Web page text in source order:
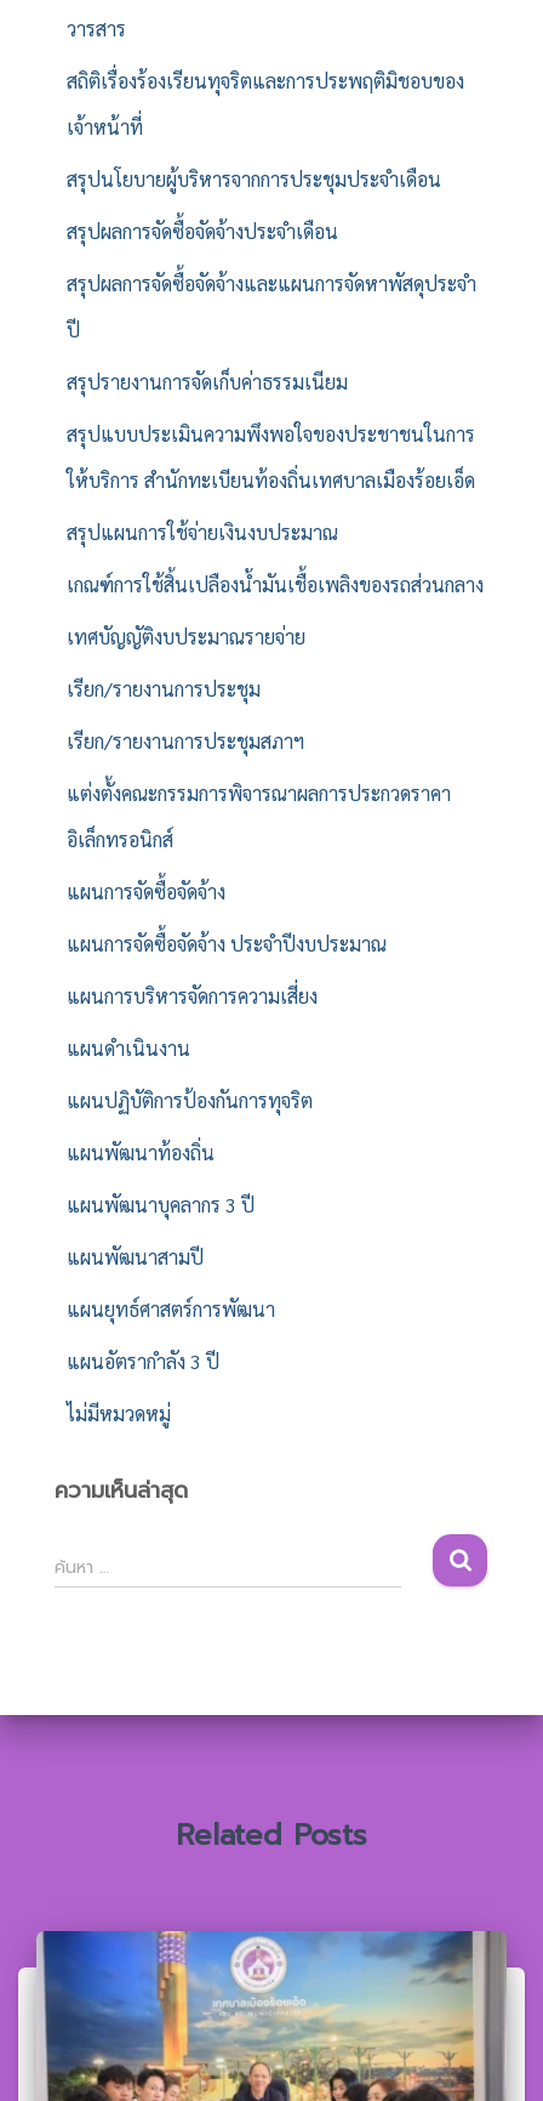
วารสาร
สถิติเรื่องร้องเรียนทุจริตและการประพฤติมิชอบของ
เจ้าหน้าที่
สรุปนโยบายผู้บริหารจากการประชุมประจำเดือน
สรุปผลการจัดซื้อจัดจ้างประจำเดือน
สรุปผลการจัดซื้อจัดจ้างและแผนการจัดหาพัสดุประจำ
ปี
สรุปรายงานการจัดเก็บค่าธรรมเนียม
สรุปแบบประเมินความพึงพอใจของประชาชนในการ
ให้บริการ สำนักทะเบียนท้องถิ่นเทศบาลเมืองร้อยเอ็ด
สรุปแผนการใช้จ่ายเงินงบประมาณ
เกณฑ์การใช้สิ้นเปลืองน้ำมันเชื้อเพลิงของรถส่วนกลาง
เทศบัญญัติงบประมาณรายจ่าย
เรียก/รายงานการประชุม
เรียก/รายงานการประชุมสภาฯ
แต่งตั้งคณะกรรมการพิจารณาผลการประกวดราคา
อิเล็กทรอนิกส์
แผนการจัดซื้อจัดจ้าง
แผนการจัดซื้อจัดจ้าง ประจำปีงบประมาณ
แผนการบริหารจัดการความเสี่ยง
แผนดำเนินงาน
แผนปฏิบัติการป้องกันการทุจริต
แผนพัฒนาท้องถิ่น
แผนพัฒนาบุคลากร 3 ปี
แผนพัฒนาสามปี
แผนยุทธ์ศาสตร์การพัฒนา
แผนอัตรากำลัง 3 ปี
ไม่มีหมวดหมู่
ความเห็นล่าสุด
ค้
น
ห
ค้นหา …
Related Posts